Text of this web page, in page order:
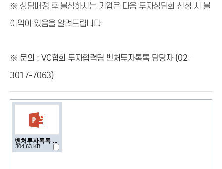
※ 상담배정 후 불참하시는 기업은 다음 투자상담회 신청 시 불
이익이 있음을 알려드립니다.
※ 문의 : VC협회 투자협력팀 벤처투자톡톡 담당자 (02-
3017-7063)